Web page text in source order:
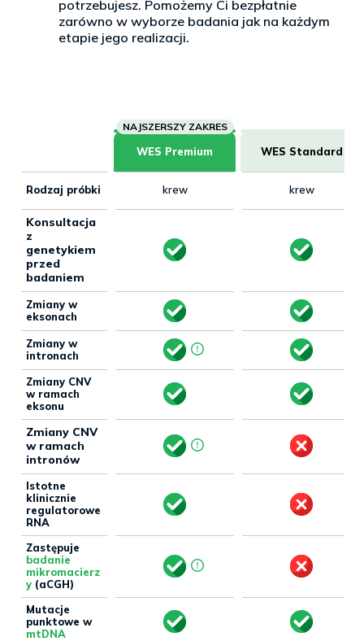
potrzebujesz. Pomożemy Ci bezpłatnie
zarówno w wyborze badania jak na każdym
etapie jego realizacji.
WES Premium WES Standard
Rodzaj próbki krew krew
Konsultacja
z
genetykiem
przed
badaniem
Zmiany w
eksonach
Zmiany w
intronach
Zmiany CNV
w ramach
eksonu
Zmiany CNV
w ramach
intronów
Istotne
klinicznie
regulatorowe
RNA
Zastępuje
badanie
mikromacierz
y (aCGH)
Mutacje
punktowe w
mtDNA